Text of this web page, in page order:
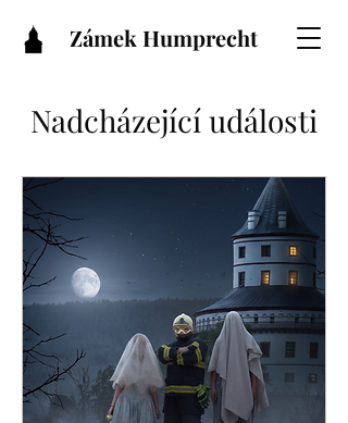
Zámek Humprecht
Nadcházející události